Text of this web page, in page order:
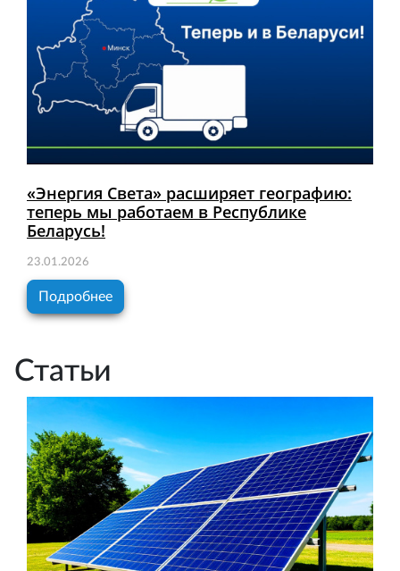
«Энергия Света» расширяет географию:
теперь мы работаем в Республике
Беларусь!
23.01.2026
Подробнее
Статьи